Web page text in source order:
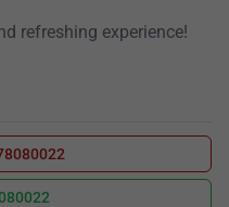
refreshing experience!